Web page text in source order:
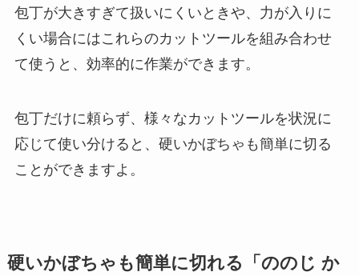
包丁が大きすぎて扱いにくいときや、力が入りに
くい場合にはこれらのカットツールを組み合わせ
て使うと、効率的に作業ができます。
包丁だけに頼らず、様々なカットツールを状況に
応じて使い分けると、硬いかぼちゃも簡単に切る
ことができますよ。
硬いかぼちゃも簡単に切れる「ののじ か